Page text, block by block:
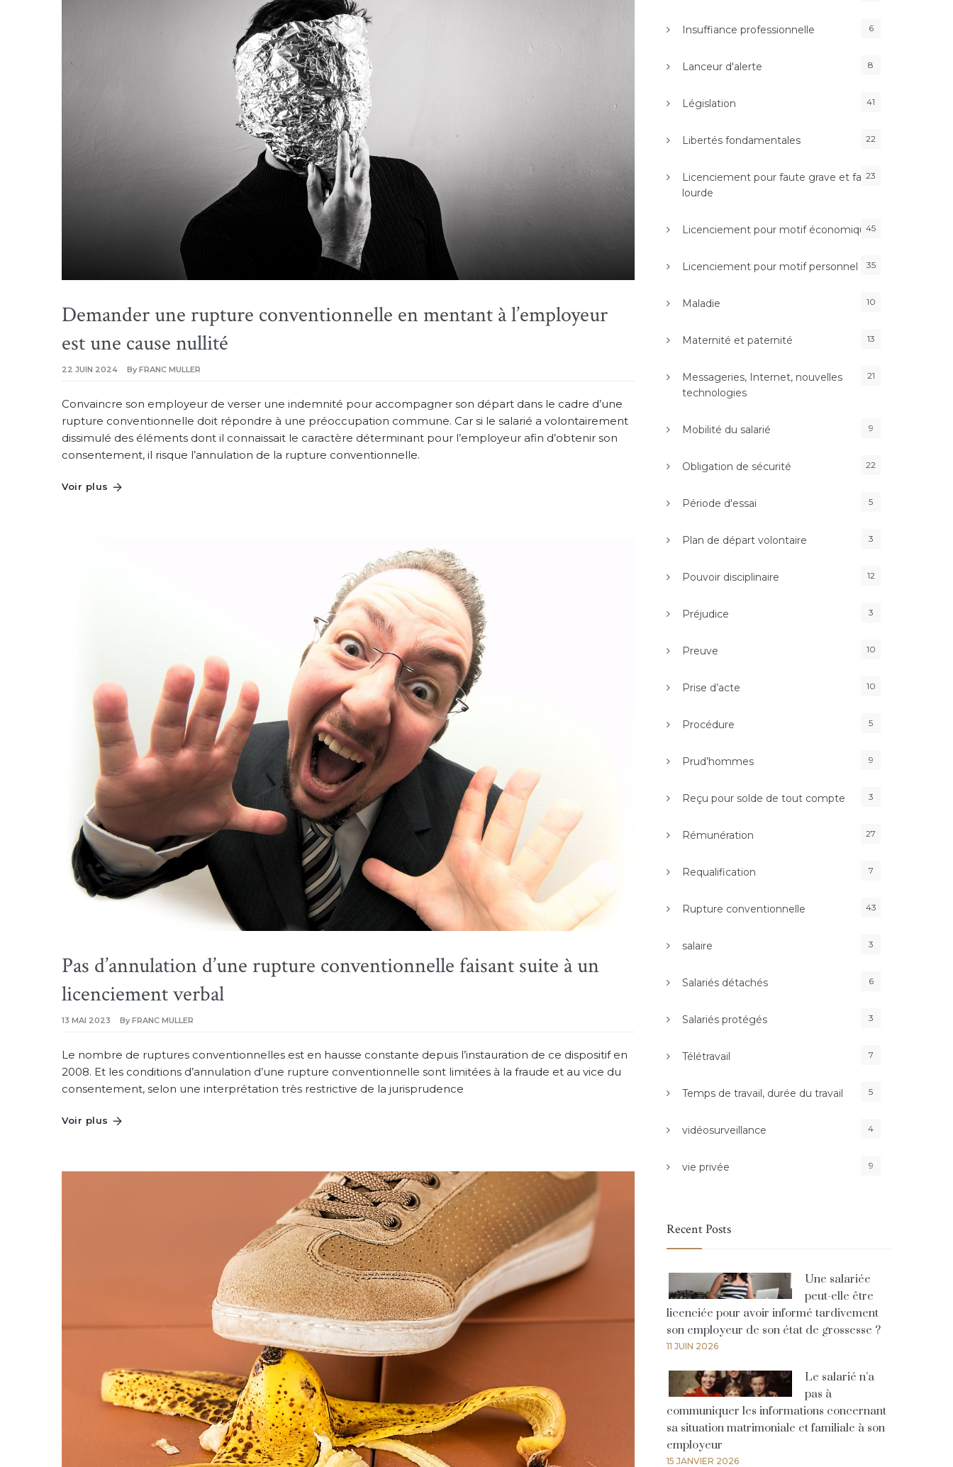
Demander une rupture conventionnelle en mentant à l’employeur
est une cause nullité
22 JUIN 2024 By FRANC MULLER
Convaincre son employeur de verser une indemnité pour accompagner son départ dans le cadre d’une
rupture conventionnelle doit répondre à une préoccupation commune. Car si le salarié a volontairement
dissimulé des éléments dont il connaissait le caractère déterminant pour l’employeur afin d’obtenir son
consentement, il risque l’annulation de la rupture conventionnelle.
Voir plus
Pas d’annulation d’une rupture conventionnelle faisant suite à un
licenciement verbal
13 MAI 2023 By FRANC MULLER
Le nombre de ruptures conventionnelles est en hausse constante depuis l’instauration de ce dispositif en
2008. Et les conditions d’annulation d’une rupture conventionnelle sont limitées à la fraude et au vice du
consentement, selon une interprétation très restrictive de la jurisprudence
Voir plus
Insuffiance professionnelle 6
Lanceur d'alerte 8
Législation 41
Libertés fondamentales 22
Licenciement pour faute grave et faute
lourde
23
Licenciement pour motif économique
45
Licenciement pour motif personnel 35
Maladie 10
Maternité et paternité 13
Messageries, Internet, nouvelles
technologies
21
Mobilité du salarié 9
Obligation de sécurité 22
Période d'essai 5
Plan de départ volontaire 3
Pouvoir disciplinaire 12
Préjudice 3
Preuve 10
Prise d’acte 10
Procédure 5
Prud’hommes 9
Reçu pour solde de tout compte 3
Rémunération 27
Requalification 7
Rupture conventionnelle 43
salaire 3
Salariés détachés 6
Salariés protégés 3
Télétravail 7
Temps de travail, durée du travail 5
vidéosurveillance 4
vie privée 9
Recent Posts
Une salariée
peut-elle être
licenciée pour avoir informé tardivement
son employeur de son état de grossesse ?
11 JUIN 2026
Le salarié n’a
pas à
communiquer les informations concernant
sa situation matrimoniale et familiale à son
employeur
15 JANVIER 2026